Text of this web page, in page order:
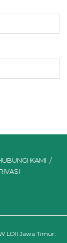
KAMI
LDII Jawa Timur.